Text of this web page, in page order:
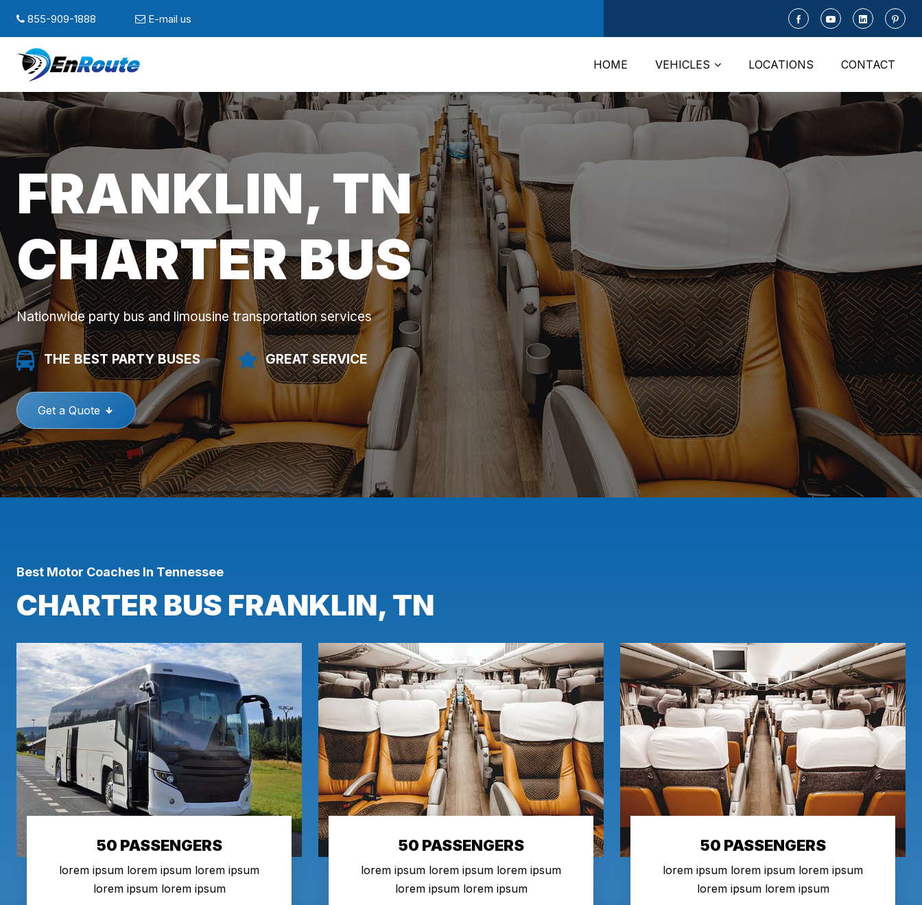
855-909-1888 E-mail us
HOME VEHICLES LOCATIONS CONTACT
FRANKLIN, TN
CHARTER BUS
Nationwide party bus and limousine transportation services
THE BEST PARTY BUSES GREAT SERVICE
Get a Quote
Best Motor Coaches In Tennessee
CHARTER BUS FRANKLIN, TN
50 PASSENGERS
lorem ipsum lorem ipsum lorem ipsum
lorem ipsum lorem ipsum
50 PASSENGERS
lorem ipsum lorem ipsum lorem ipsum
lorem ipsum lorem ipsum
50 PASSENGERS
lorem ipsum lorem ipsum lorem ipsum
lorem ipsum lorem ipsum